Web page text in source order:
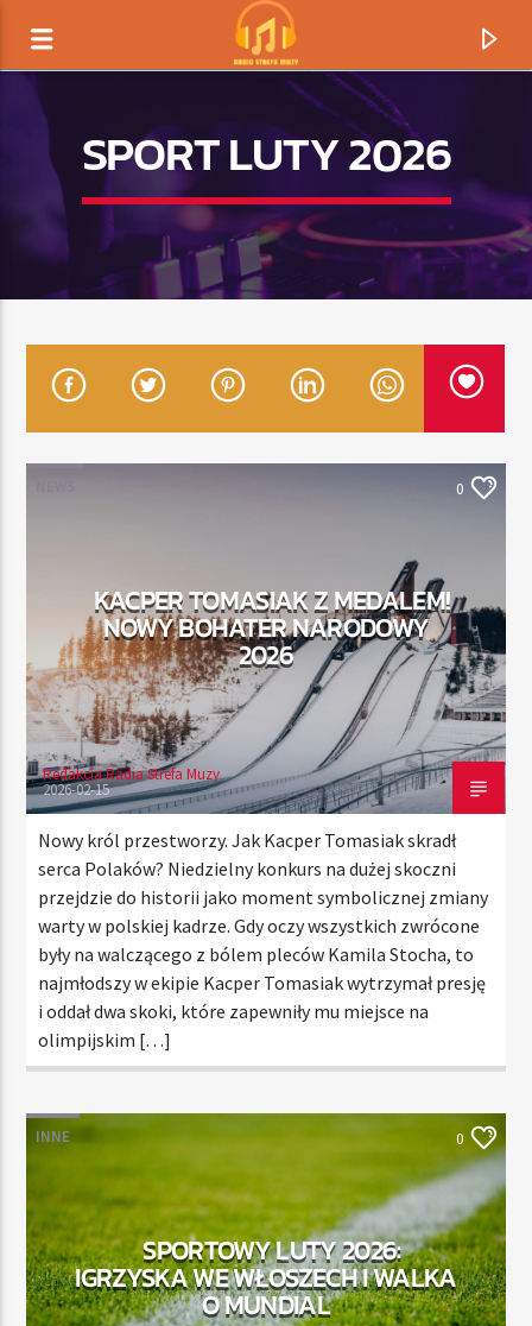
TERAZ
RADIO STREFA MUZY
00:00 24:00
Radio Strefa Muzy
SPORT LUTY 2026
0
KACPER TOMASIAK Z MEDALEM!
NOWY BOHATER NARODOWY
2026
Redakcja Radia Strefa Muzy
2026-02-15
Nowy król przestworzy. Jak Kacper Tomasiak skradł
serca Polaków? Niedzielny konkurs na dużej skoczni
przejdzie do historii jako moment symbolicznej zmiany
warty w polskiej kadrze. Gdy oczy wszystkich zwrócone
były na walczącego z bólem pleców Kamila Stocha, to
najmłodszy w ekipie Kacper Tomasiak wytrzymał presję
i oddał dwa skoki, które zapewniły mu miejsce na
olimpijskim […]
INNE 0
SPORTOWY LUTY 2026:
IGRZYSKA WE WŁOSZECH I WALKA
O MUNDIAL